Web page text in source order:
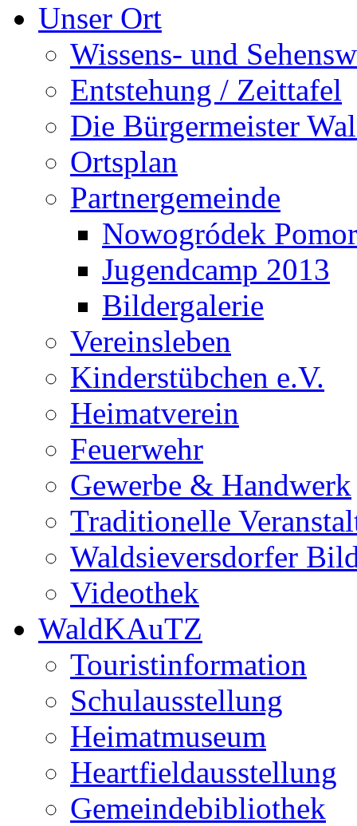
Unser Ort
Wissens- und
Entstehung / Zeittafel
Die Bürgermeister
Ortsplan
Partnergemeinde
Nowogródek
Jugendcamp 2013
Bildergalerie
Vereinsleben
Kinderstübchen e.V.
Heimatverein
Feuerwehr
Gewerbe & Handwerk
Traditionelle
Waldsieversdorfer
Videothek
WaldKAuTZ
Touristinformation
Schulausstellung
Heimatmuseum
Heartfieldausstellung
Gemeindebibliothek